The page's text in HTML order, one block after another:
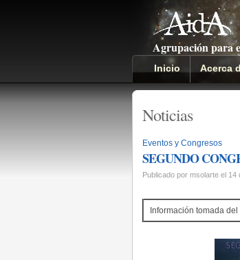
Agrupación para
Inicio Acerca
Noticias
Eventos y Congresos
SEGUNDO
Publicado por msolarte el
Información tomada